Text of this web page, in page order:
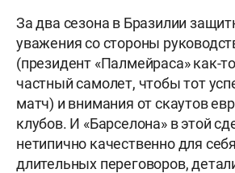
За два сезона в Бразилии
уважения со стороны
(президент «Палмейраса» как-
частный самолет, чтобы тот
матч) и внимания от скаутов
клубов. И «Барселона» в этой
нетипично качественно для
длительных переговоров,